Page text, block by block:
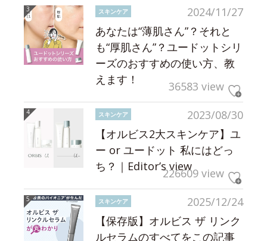
2024/11/27
スキンケア
あなたは“薄肌さん”？それと
も“厚肌さん”？ユードットシリ
ーズのおすすめの使い方、教
えます！
36583 view
2023/08/30
スキンケア
【オルビス2大スキンケア】ユ
ー or ユードット 私にはどっ
ち？｜Editor’s view226609 view
2025/12/24
スキンケア
【保存版】オルビス ザ リンク
ルセラムのすべてをこの記事